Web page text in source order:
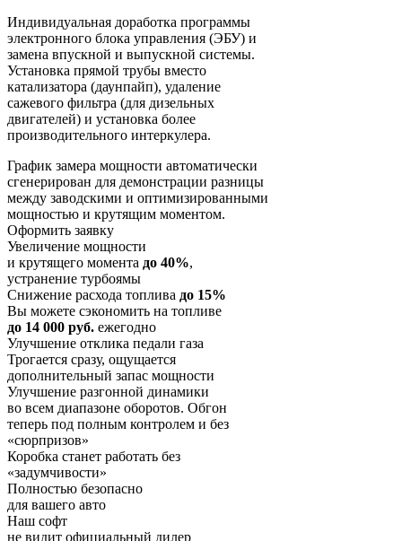
Индивидуальная доработка программы
электронного блока управления (ЭБУ) и
замена впускной и выпускной системы.
Установка прямой трубы вместо
катализатора (даунпайп), удаление
сажевого фильтра (для дизельных
двигателей) и установка более
производительного интеркулера.
График замера мощности автоматически
сгенерирован для демонстрации разницы
между заводскими и оптимизированными
мощностью и крутящим моментом.
Оформить заявку
Увеличение мощности
и крутящего момента до 40%,
устранение турбоямы
Снижение расхода топлива до 15%
Вы можете сэкономить на топливе
до 14 000 руб. ежегодно
Улучшение отклика педали газа
Трогается сразу, ощущается
дополнительный запас мощности
Улучшение разгонной динамики
во всем диапазоне оборотов. Обгон
теперь под полным контролем и без
«сюрпризов»
Коробка станет работать без
«задумчивости»
Полностью безопасно
для вашего авто
Наш софт
не видит официальный дилер